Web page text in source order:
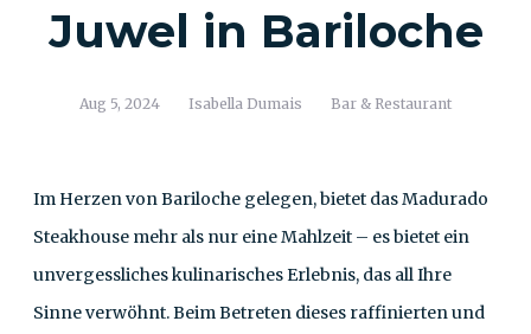
Juwel in Bariloche
Aug 5, 2024 Isabella Dumais Bar & Restaurant
Im Herzen von Bariloche gelegen, bietet das Madurado
Steakhouse mehr als nur eine Mahlzeit – es bietet ein
unvergessliches kulinarisches Erlebnis, das all Ihre
Sinne verwöhnt. Beim Betreten dieses raffinierten und